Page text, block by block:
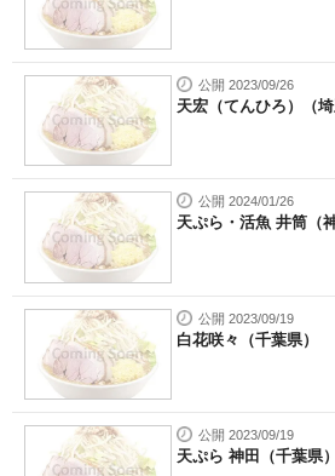
ちょっと気になるネットの話題
公開 2023/09/26
天宏（てんひろ）（埼
公開 2024/01/26
天ぷら・活魚 井筒（
公開 2023/09/19
白花咲々（千葉県）
公開 2023/09/19
天ぷら 神田（千葉県）